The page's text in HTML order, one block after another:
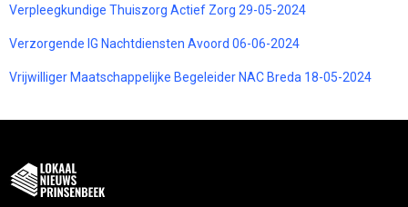
Verpleegkundige Thuiszorg Actief Zorg 29-05-2024
Verzorgende IG Nachtdiensten Avoord 06-06-2024
Vrijwilliger Maatschappelijke Begeleider NAC Breda 18-05-2024